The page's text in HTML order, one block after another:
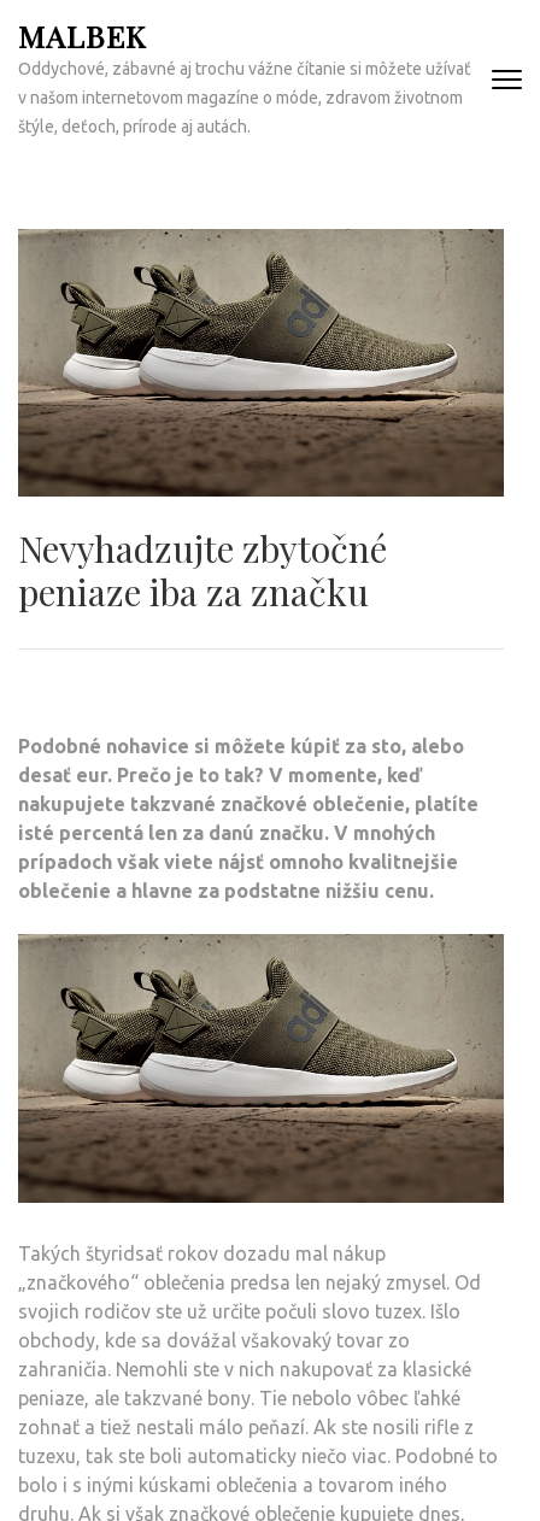
na
obsah
(Enter)
MALBEK
Oddychové, zábavné aj trochu vážne čítanie si môžete užívať
v našom internetovom magazíne o móde, zdravom životnom
štýle, deťoch, prírode aj autách.
Nevyhadzujte zbytočné
peniaze iba za značku
Podobné nohavice si môžete kúpiť za sto, alebo
desať eur. Prečo je to tak? V momente, keď
nakupujete takzvané značkové oblečenie, platíte
isté percentá len za danú značku. V mnohých
prípadoch však viete nájsť omnoho kvalitnejšie
oblečenie a hlavne za podstatne nižšiu cenu.
Takých štyridsať rokov dozadu mal nákup
„značkového“ oblečenia predsa len nejaký zmysel. Od
svojich rodičov ste už určite počuli slovo tuzex. Išlo
obchody, kde sa dovážal všakovaký tovar zo
zahraničia. Nemohli ste v nich nakupovať za klasické
peniaze, ale takzvané bony. Tie nebolo vôbec ľahké
zohnať a tiež nestali málo peňazí. Ak ste nosili rifle z
tuzexu, tak ste boli automaticky niečo viac. Podobné to
bolo i s inými kúskami oblečenia a tovarom iného
druhu. Ak si však značkové oblečenie kupujete dnes,